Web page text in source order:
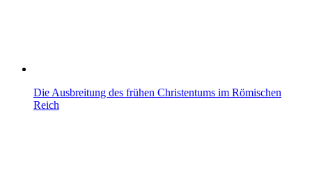
Die Ausbreitung des frühen Christentums im Römischen
Reich